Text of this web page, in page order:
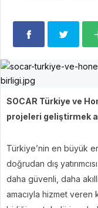
SOCAR Türkiye ve
projeleri geliştirmek
Türkiye’nin en büyük
doğrudan dış
daha güvenli, daha
amacıyla hizmet